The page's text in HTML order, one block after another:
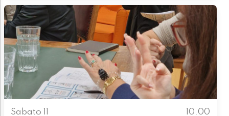
Sabato 11
10.00